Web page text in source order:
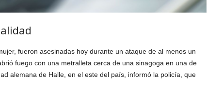
fueron asesinadas hoy durante un ataque de al menos un
fuego con una metralleta cerca de una sinagoga en una de
alemana de Halle, en el este del país, informó la policía, que